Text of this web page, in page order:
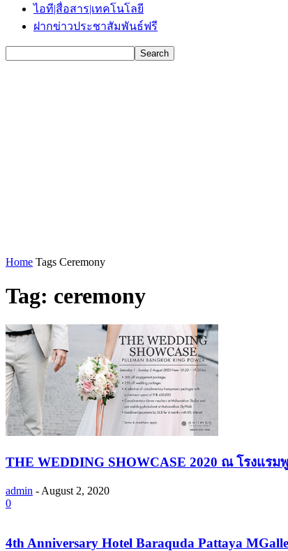
ไอที|สื่อสาร|เทคโนโลยี
ฝากข่าวประชาสัมพันธ์ฟรี
Home Tags Ceremony
Tag: ceremony
THE WEDDING SHOWCASE 2020 ณ โรงแรม
admin - August 2, 2020
0
4th Anniversary Hotel Baraquda Pattaya